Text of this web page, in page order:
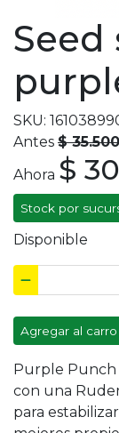
Seed
SKU:
Antes $ 35.500
Ahora $
Stock por
Disponible
Agregar al carro
Purple Punch
con una
para